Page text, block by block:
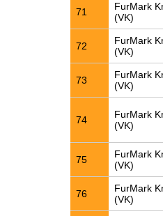
71
FurMark
(VK)
72
FurMark
(VK)
73
FurMark
(VK)
74
FurMark
(VK)
75
FurMark
(VK)
76
FurMark
(VK)